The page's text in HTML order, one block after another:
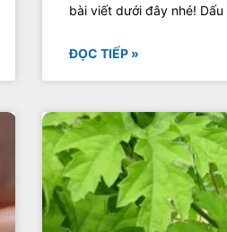
bài viết dưới đây nhé!
ĐỌC TIẾP »